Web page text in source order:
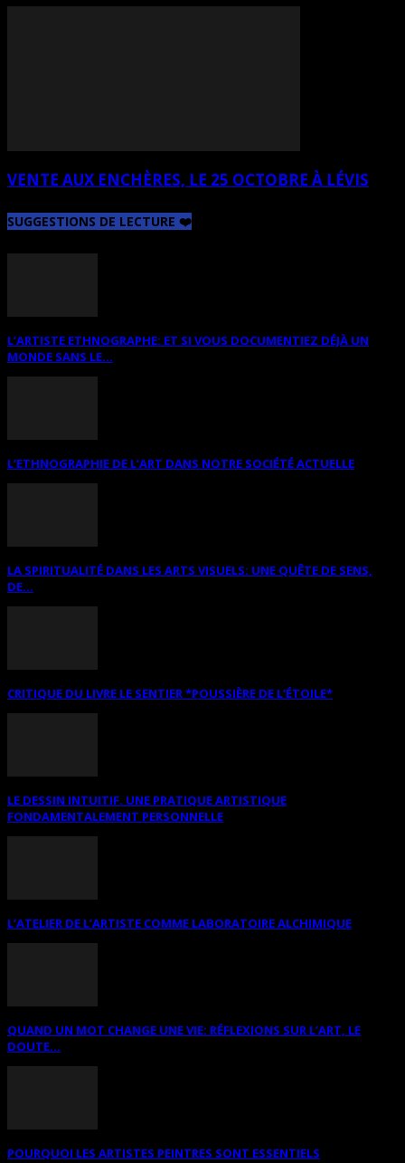
VENTE AUX ENCHÈRES, LE 25 OCTOBRE À LÉVIS
SUGGESTIONS DE LECTURE ❤️
L’ARTISTE ETHNOGRAPHE: ET SI VOUS DOCUMENTIEZ DÉJÀ UN
MONDE SANS LE...
L’ETHNOGRAPHIE DE L’ART DANS NOTRE SOCIÉTÉ ACTUELLE
LA SPIRITUALITÉ DANS LES ARTS VISUELS: UNE QUÊTE DE SENS,
DE...
CRITIQUE DU LIVRE LE SENTIER *POUSSIÈRE DE L’ÉTOILE*
LE DESSIN INTUITIF. UNE PRATIQUE ARTISTIQUE
FONDAMENTALEMENT PERSONNELLE
L’ATELIER DE L’ARTISTE COMME LABORATOIRE ALCHIMIQUE
QUAND UN MOT CHANGE UNE VIE: RÉFLEXIONS SUR L’ART, LE
DOUTE...
POURQUOI LES ARTISTES PEINTRES SONT ESSENTIELS